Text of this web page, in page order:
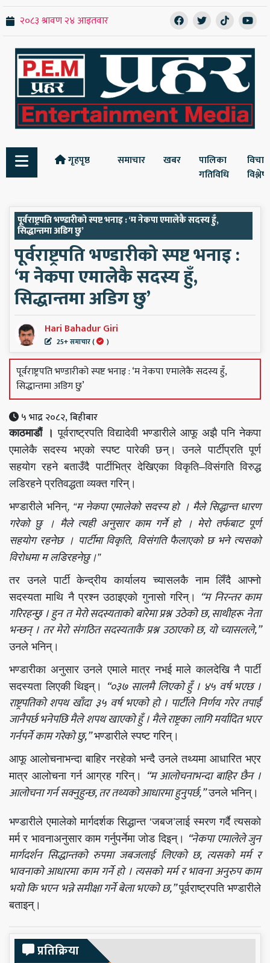
गृहपृष्ठ समाचार खबर
पालिका
गतिविधि
पूर्वराष्ट्रपति भण्डारीको स्पष्ट भनाइ : ‘म नेकपा एमालेकै सदस्य हुँ,
सिद्धान्तमा अडिग छु’
पूर्वराष्ट्रपति भण्डारीको स्पष्ट भनाइ :
‘म नेकपा एमालेकै सदस्य हुँ,
सिद्धान्तमा अडिग छु’
Hari Bahadur Giri
25+ समाचार ( )
पूर्वराष्ट्रपति भण्डारीको स्पष्ट भनाइ : ‘म नेकपा एमालेकै सदस्य हुँ,
सिद्धान्तमा अडिग छु’
५ भाद्र २०८२, बिहीबार
काठमाडौं । पूर्वराष्ट्रपति विद्यादेवी भण्डारीले आफू अझै पनि नेकपा
एमालेकै सदस्य भएको स्पष्ट पारेकी छन्। उनले पार्टीप्रति पूर्ण
सहयोग रहने बताउँदै पार्टीभित्र देखिएका विकृति–विसंगति विरुद्ध
लडिरहने प्रतिवद्धता व्यक्त गरिन्।
भण्डारीले भनिन्, “म नेकपा एमालेको सदस्य हो । मैले सिद्धान्त धारण
गरेको छु । मैले त्यही अनुसार काम गर्ने हो । मेरो तर्फबाट पूर्ण
सहयोग रहनेछ । पार्टीमा विकृति, विसंगति फैलाएको छ भने त्यसको
विरोधमा म लडिरहनेछु।”
तर उनले पार्टी केन्द्रीय कार्यालय च्यासलकै नाम लिँदै आफ्नो
सदस्यता माथि नै प्रश्न उठाइएको गुनासो गरिन्।
“म निरन्तर काम
गरिरहन्छु । हुन त मेरो सदस्यताको बारेमा प्रश्न उठेको छ, साथीहरू नेता
भन्छन् । तर मेरो संगठित सदस्यताकै प्रश्न उठाएको छ, यो च्यासलले,”
उनले भनिन्।
भण्डारीका अनुसार उनले एमाले मात्र नभई माले कालदेखि नै पार्टी
सदस्यता लिएकी थिइन्।
“०३७ सालमै लिएको हुँ । ४५ वर्ष भएछ ।
राष्ट्रपतिको शपथ खाँदा ३५ वर्ष भएको हो । पार्टीले निर्णय गरेर तपाईं
जानैपर्छ भनेपछि मैले शपथ खाएको हुँ । मैले राष्ट्रका लागि मर्यादित भएर
गर्नपर्ने काम गरेको छु,”भण्डारीले स्पष्ट गरिन्।
आफू आलोचनाभन्दा बाहिर नरहेको भन्दै उनले तथ्यमा आधारित भएर
मात्र आलोचना गर्न आग्रह गरिन्।
“म आलोचनाभन्दा बाहिर छैन ।
आलोचना गर्न सक्नुहुन्छ, तर तथ्यको आधारमा हुनुपर्छ,”उनले भनिन्।
भण्डारीले एमालेको मार्गदर्शक सिद्धान्त ‘जबज’लाई स्मरण गर्दै त्यसको
मर्म र भावनाअनुसार काम गर्नुपर्नेमा जोड दिइन्। “नेकपा एमालेले जुन
मार्गदर्शन सिद्धान्तको रुपमा जबजलाई लिएको छ, त्यसको मर्म र
भावनाको आधारमा काम गर्ने हो । त्यसको मर्म र भावना अनुरुप काम
भयो कि भएन भन्ने समीक्षा गर्ने बेला भएको छ,”पूर्वराष्ट्रपति भण्डारीले
बताइन्।
प्रतिक्रिया